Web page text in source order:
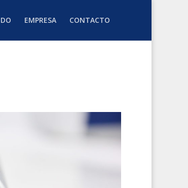
EMPRESA CONTACTO